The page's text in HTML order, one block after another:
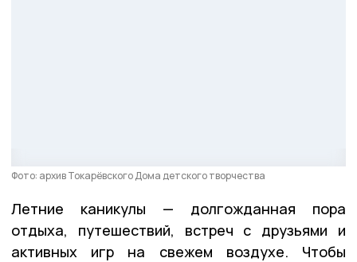
Фото: архив Токарёвского Дома детского творчества
Летние каникулы — долгожданная пора
отдыха, путешествий, встреч с друзьями и
активных игр на свежем воздухе. Чтобы